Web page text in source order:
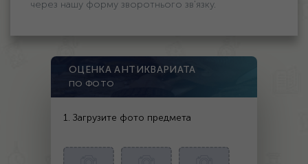
через нашу форму зворотнього зв'язку.
ОЦЕНКА АНТИКВАРИАТА
ПО ФОТО
1. Загрузите фото предмета